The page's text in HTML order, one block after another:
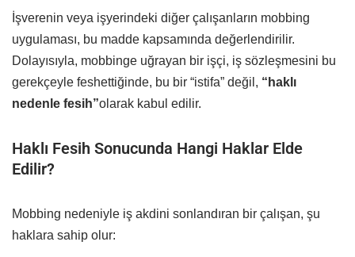
İşverenin veya işyerindeki diğer çalışanların mobbing
uygulaması, bu madde kapsamında değerlendirilir.
Dolayısıyla, mobbinge uğrayan bir işçi, iş sözleşmesini bu
gerekçeyle feshettiğinde, bu bir “istifa” değil, “haklı
nedenle fesih”olarak kabul edilir.
Haklı Fesih Sonucunda Hangi Haklar Elde
Edilir?
Mobbing nedeniyle iş akdini sonlandıran bir çalışan, şu
haklara sahip olur: